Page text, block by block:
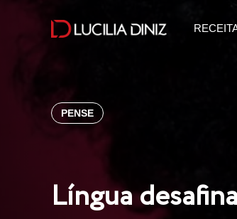
PENSE
Língua